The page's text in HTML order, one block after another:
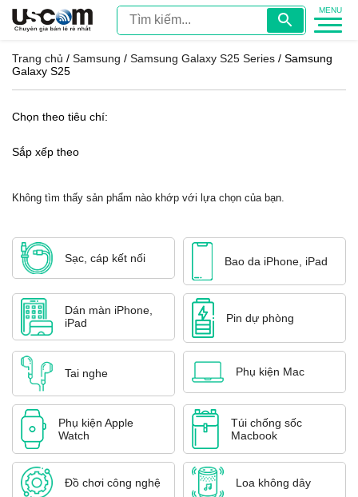
Trang chủ / Samsung / Samsung Galaxy S25 Series / Samsung
Galaxy S25
Chọn theo tiêu chí:
Sắp xếp theo
Không tìm thấy sản phẩm nào khớp với lựa chọn của bạn.
Sạc, cáp kết nối Bao da iPhone, iPad
Dán màn iPhone,
iPad
Pin dự phòng
Tai nghe Phụ kiện Mac
Phụ kiện Apple
Watch
Túi chống sốc
Macbook
Đồ chơi công nghệ Loa không dây